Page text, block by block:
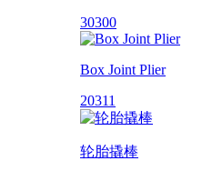
30300
Box Joint Plier
20311
轮胎撬棒